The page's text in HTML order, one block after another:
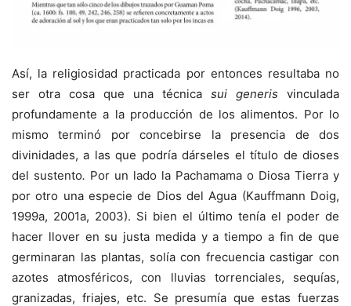
Así, la religiosidad practicada por entonces resultaba no
ser otra cosa que una técnica sui generis vinculada
profundamente a la producción de los alimentos. Por lo
mismo terminó por concebirse la presencia de dos
divinidades, a las que podría dárseles el título de dioses
del sustento. Por un lado la Pachamama o Diosa Tierra y
por otro una especie de Dios del Agua (Kauffmann Doig,
1999a, 2001a, 2003). Si bien el último tenía el poder de
hacer llover en su justa medida y a tiempo a fin de que
germinaran las plantas, solía con frecuencia castigar con
azotes atmosféricos, con lluvias torrenciales, sequías,
granizadas, friajes, etc. Se presumía que estas fuerzas